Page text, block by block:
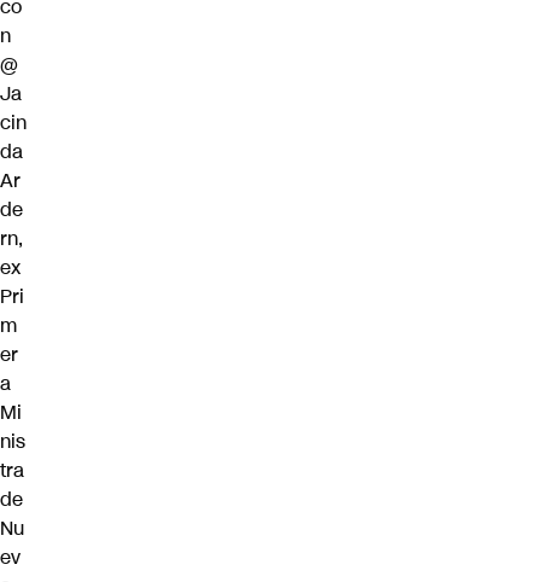
co
n
@
Ja
cin
da
Ar
de
rn,
ex
Pri
m
er
a
Mi
nis
tra
de
Nu
ev